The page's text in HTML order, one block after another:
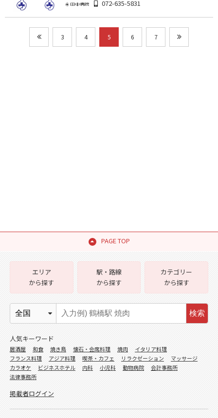
072-635-5831
3 4 5 6 7
PAGE TOP
エリア
から探す
駅・路線
から探す
カテゴリー
から探す
検索
人気キーワード
居酒屋 和食 焼き鳥 懐石・会席料理 焼肉
イタリア料理
フランス料理
アジア料理 喫茶・カフェ リラクゼーション
マッサージ
カラオケ
ビジネスホテル 内科 小児科 動物病院
会計事務所
法律事務所
掲載者ログイン